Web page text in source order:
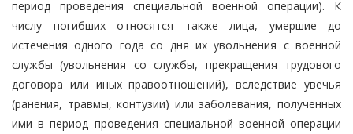
период проведения специальной военной операции). К
числу погибших относятся также лица, умершие до
истечения одного года со дня их увольнения с военной
службы (увольнения со службы, прекращения трудового
договора или иных правоотношений), вследствие увечья
(ранения, травмы, контузии) или заболевания, полученных
ими в период проведения специальной военной операции